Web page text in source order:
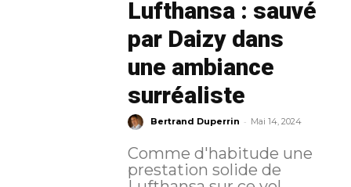
Lufthansa : sauvé
par Daizy dans
une ambiance
surréaliste
Bertrand Duperrin - Mai 14, 2024
Comme d'habitude une
prestation solide de